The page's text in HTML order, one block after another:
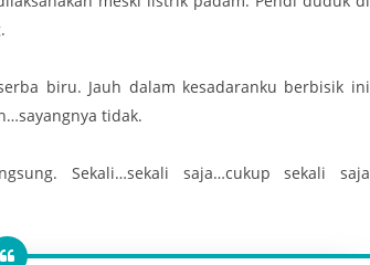
biru. Jauh dalam kesadaranku berbisik ini
tidak.
Sekali…sekali saja…cukup sekali saja